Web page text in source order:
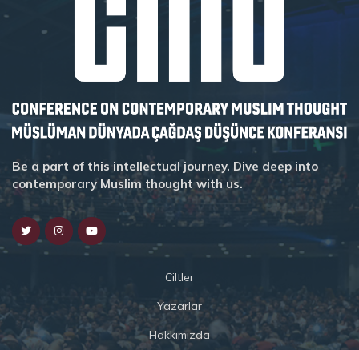
Be a part of this intellectual journey. Dive deep into
contemporary Muslim thought with us.
Ciltler
Yazarlar
Hakkımızda